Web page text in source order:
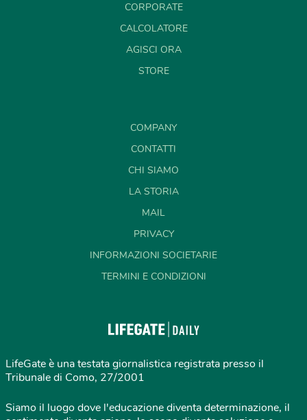
CORPORATE
CALCOLATORE
AGISCI ORA
STORE
COMPANY
CONTATTI
CHI SIAMO
LA STORIA
MAIL
PRIVACY
INFORMAZIONI SOCIETARIE
TERMINI E CONDIZIONI
LifeGate è una testata giornalistica registrata presso il
Tribunale di Como, 27/2001
Siamo il luogo dove l'educazione diventa determinazione, il